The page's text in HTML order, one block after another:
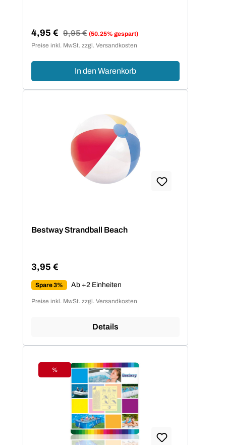
Verkaufspreis:
4,95 € Regulärer Preis:
9,95 € (50.25% gespart)
Preise inkl. MwSt. zzgl. Versandkosten
In den Warenkorb
Bestway Strandball Beach
Regulärer Preis:
3,95 €
Spare 3% Ab +2 Einheiten
Preise inkl. MwSt. zzgl. Versandkosten
Details
Rabatt
%